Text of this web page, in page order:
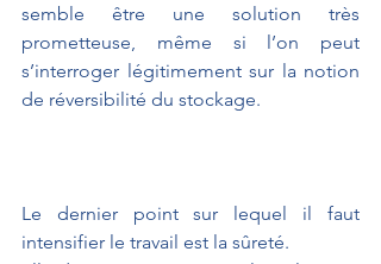
semble être une solution très
prometteuse, même si l’on peut
s’interroger légitimement sur la notion
de réversibilité du stockage.
Le dernier point sur lequel il faut
intensifier le travail est la sûreté.